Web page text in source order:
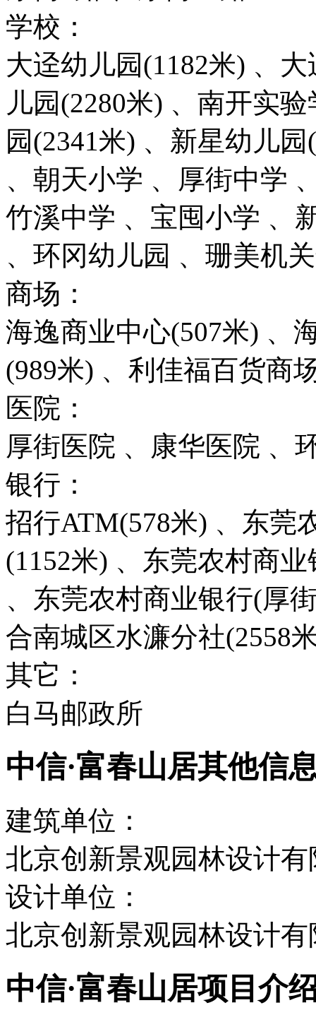
学校：
大迳幼儿园(1182米) 、
儿园(2280米) 、南开实
园(2341米) 、新星幼儿
、朝天小学 、厚街中学
竹溪中学 、宝囤小学 、
、环冈幼儿园 、珊美机
商场：
海逸商业中心(507米) 、
(989米) 、利佳福百货商
医院：
厚街医院 、康华医院 、
银行：
招行ATM(578米) 、东莞
(1152米) 、东莞农村商
、东莞农村商业银行(厚
合南城区水濂分社(2558
其它：
白马邮政所
中信·富春山居其他信
建筑单位：
北京创新景观园林设计有
设计单位：
北京创新景观园林设计有
中信·富春山居项目介